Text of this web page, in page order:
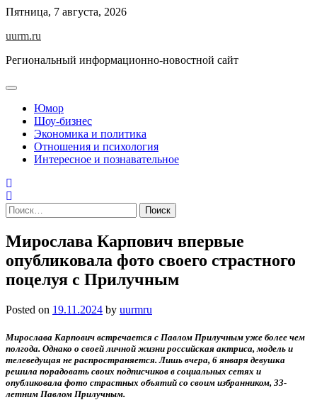
Skip
content
Пятница, 7 августа, 2026
uurm.ru
Региональный информационно-новостной сайт
Юмор
Шоу-бизнес
Экономика и политика
Отношения и психология
Интересное и познавательное
Найти:
Мирослава Карпович впервые
опубликовала фото своего страстного
поцелуя с Прилучным
Posted on 19.11.2024 by uurmru
Мирослава Карпович встречается с Павлом Прилучным уже более чем
полгода. Однако о своей личной жизни российская актриса, модель и
телеведущая не распространяется. Лишь вчера, 6 января девушка
решила порадовать своих подписчиков в социальных сетях и
опубликовала фото страстных объятий со своим избранником, 33-
летним Павлом Прилучным.